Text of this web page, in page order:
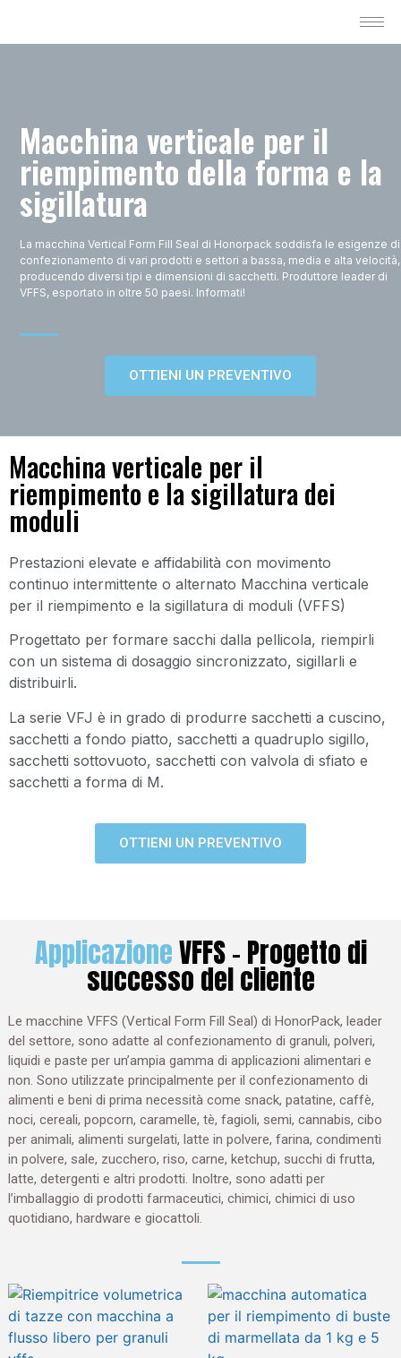
Macchina verticale per il
riempimento della forma e la
sigillatura
La macchina Vertical Form Fill Seal di Honorpack soddisfa le esigenze di
confezionamento di vari prodotti e settori a bassa, media e alta velocità,
producendo diversi tipi e dimensioni di sacchetti. Produttore leader di
VFFS, esportato in oltre 50 paesi. Informati!
OTTIENI UN PREVENTIVO
Macchina verticale per il
riempimento e la sigillatura dei
moduli
Prestazioni elevate e affidabilità con movimento
continuo intermittente o alternato Macchina verticale
per il riempimento e la sigillatura di moduli (VFFS)
Progettato per formare sacchi dalla pellicola, riempirli
con un sistema di dosaggio sincronizzato, sigillarli e
distribuirli.
La serie VFJ è in grado di produrre sacchetti a cuscino,
sacchetti a fondo piatto, sacchetti a quadruplo sigillo,
sacchetti sottovuoto, sacchetti con valvola di sfiato e
sacchetti a forma di M.
OTTIENI UN PREVENTIVO
ApplicazioneVFFS - Progetto di
successo del cliente
Le macchine VFFS (Vertical Form Fill Seal) di HonorPack, leader
del settore, sono adatte al confezionamento di granuli, polveri,
liquidi e paste per un’ampia gamma di applicazioni alimentari e
non. Sono utilizzate principalmente per il confezionamento di
alimenti e beni di prima necessità come snack, patatine, caffè,
noci, cereali, popcorn, caramelle, tè, fagioli, semi, cannabis, cibo
per animali, alimenti surgelati, latte in polvere, farina, condimenti
in polvere, sale, zucchero, riso, carne, ketchup, succhi di frutta,
latte, detergenti e altri prodotti. Inoltre, sono adatti per
l’imballaggio di prodotti farmaceutici, chimici, chimici di uso
quotidiano, hardware e giocattoli.